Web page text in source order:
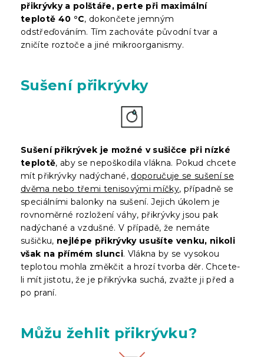
přikrývky a polštáře, perte při maximální
teplotě 40 °C, dokončete jemným
odstřeďováním. Tím zachováte původní tvar a
zničíte roztoče a jiné mikroorganismy.
Sušení přikrývky
Sušení přikrývek je možné v sušičce při nízké
teplotě, aby se nepoškodila vlákna. Pokud chcete
mít přikrývky nadýchané, doporučuje se sušení se
dvěma nebo třemi tenisovými míčky, případně se
speciálními balonky na sušení. Jejich úkolem je
rovnoměrné rozložení váhy, přikrývky jsou pak
nadýchané a vzdušné. V případě, že nemáte
sušičku, nejlépe přikrývky usušíte venku, nikoli
však na přímém slunci. Vlákna by se vysokou
teplotou mohla změkčit a hrozí tvorba děr. Chcete-
li mít jistotu, že je přikrývka suchá, zvažte ji před a
po praní.
Můžu žehlit přikrývku?